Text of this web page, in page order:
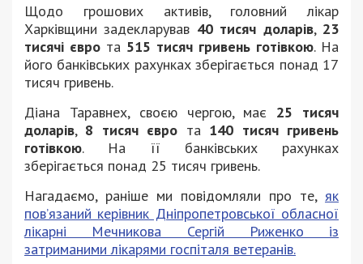
Щодо грошових активів, головний лікар
Харківщини задекларував 40 тисяч доларів, 23
тисячі євро та 515 тисяч гривень готівкою. На
його банківських рахунках зберігається понад 17
тисяч гривень.
Діана Таравнех, своєю чергою, має 25 тисяч
доларів, 8 тисяч євро та 140 тисяч гривень
готівкою. На її банківських рахунках
зберігається понад 25 тисяч гривень.
Нагадаємо, раніше ми повідомляли про те, як
повʼязаний керівник Дніпропетровської обласної
лікарні Мечникова Сергій Риженко із
затриманими лікарями госпіталя ветеранів.